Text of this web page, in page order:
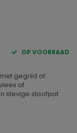
OP VOORRAAD
gegrild of
of
stevige stoofpot